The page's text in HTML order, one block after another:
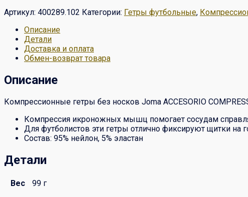
Артикул: 400289.102 Категории: Гетры футбольные,
Описание
Детали
Доставка и оплата
Обмен-возврат товара
Описание
Компрессионные гетры без носков Joma ACCESORIO
Компрессия икроножных мышц помогает сосудам
Для футболистов эти гетры отлично фиксируют щитки на
Состав: 95% нейлон, 5% эластан
Детали
Вес 99 г